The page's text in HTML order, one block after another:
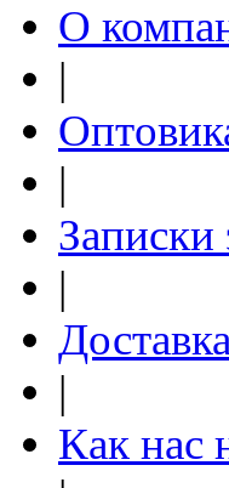
О
|
|
Записки
|
|
Как нас